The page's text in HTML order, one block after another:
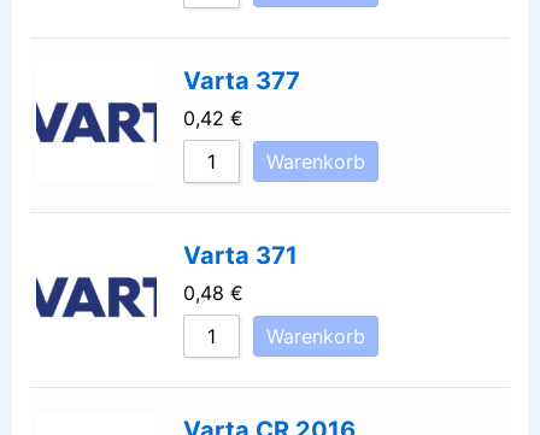
Varta 377
0,42 €
Warenkorb
Varta 371
0,48 €
Warenkorb